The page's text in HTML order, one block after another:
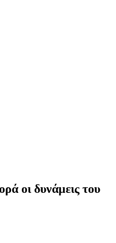
οι δυνάμεις του